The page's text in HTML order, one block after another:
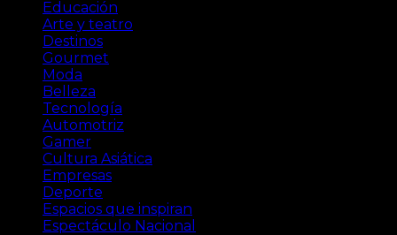
Educación
Arte y teatro
Destinos
Gourmet
Moda
Belleza
Tecnología
Automotriz
Gamer
Cultura Asiática
Empresas
Deporte
Espacios que inspiran
Espectáculo Nacional